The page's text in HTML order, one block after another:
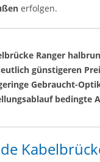
erfolgen.
Ranger
günstigeren
Gebraucht-
bedingte